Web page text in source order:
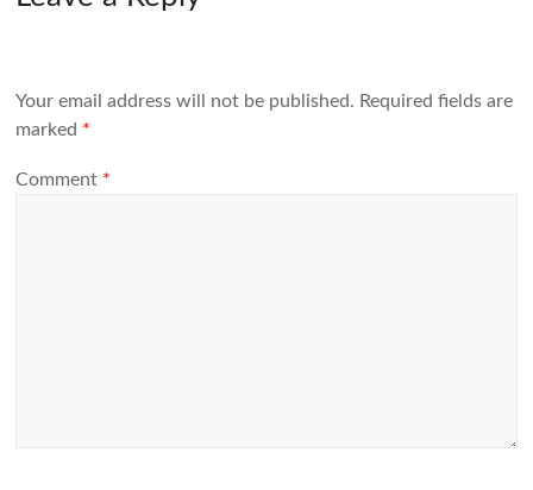
Your email address will not be published. Required fields are
marked *
Comment *